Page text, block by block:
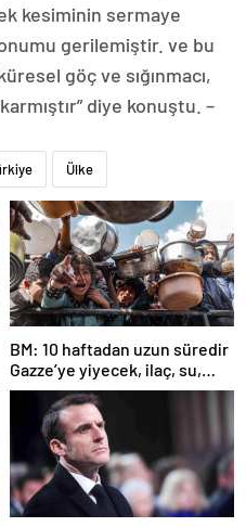
kesiminin sermaye
gerilemiştir. ve bu
göç ve sığınmacı,
diye konuştu. –
Ülke
BM: 10 haftadan uzun süredir
Gazze’ye yiyecek, ilaç, su,
çadır girmedi